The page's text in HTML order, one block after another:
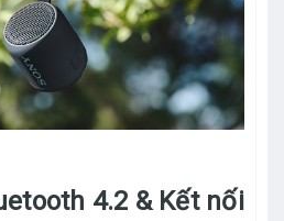
4.2 & Kết nối